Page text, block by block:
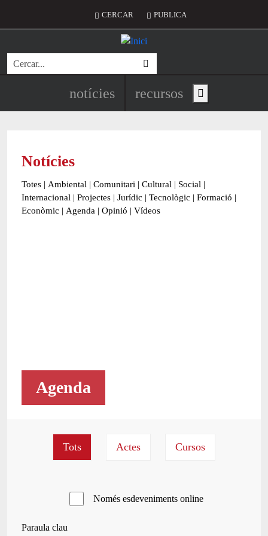
Menú del compte d'usuari
CERCAR PUBLICA
Cerca
Navegació principal de
notícies recursos Show main menu
Notícies
Totes | Ambiental | Comunitari | Cultural | Social |
Internacional | Projectes | Jurídic | Tecnològic | Formació |
Econòmic | Agenda | Opinió | Vídeos
Agenda
Només esdeveniments online
Paraula clau